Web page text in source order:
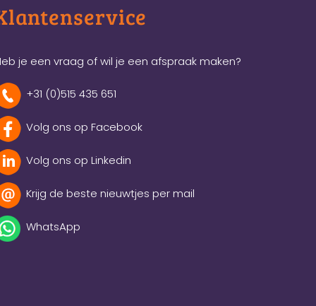
je een vraag of wil je een afspraak maken?
+31 (0)515 435 651
Volg ons op Facebook
Volg ons op Linkedin
Krijg de beste nieuwtjes per mail
WhatsApp